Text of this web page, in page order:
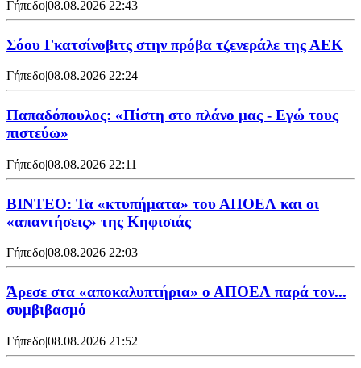
Γήπεδο|08.08.2026 22:43
Σόου Γκατσίνοβιτς στην πρόβα τζενεράλε της ΑΕΚ
Γήπεδο08.08.2026 22:24
Παπαδόπουλος: «Πίστη στο πλάνο μας - Εγώ τους
πιστεύω»
Γήπεδο|08.08.2026 22:11
ΒΙΝΤΕΟ: Τα «κτυπήματα» του ΑΠΟΕΛ και οι
«απαντήσεις» της Κηφισιάς
Γήπεδο|08.08.2026 22:03
Άρεσε στα «αποκαλυπτήρια» ο ΑΠΟΕΛ παρά τον...
συμβιβασμό
Γήπεδο|08.08.2026 21:52